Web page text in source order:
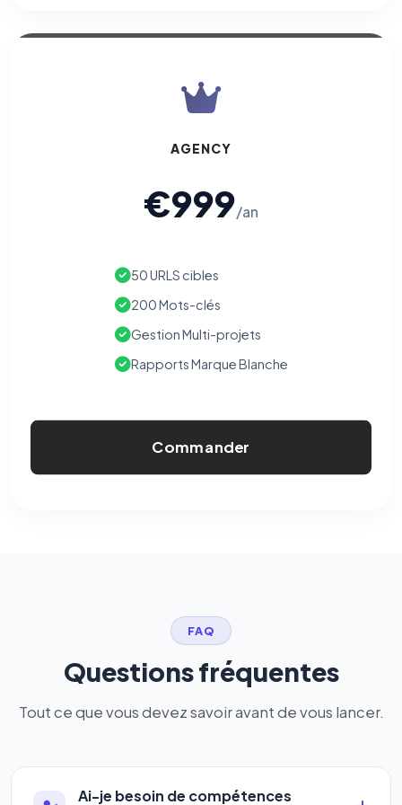
AGENCY
€999/an
50 URLS cibles
200 Mots-clés
Gestion Multi-projets
Rapports Marque Blanche
Commander
FAQ
Questions fréquentes
Tout ce que vous devez savoir avant de vous lancer.
Ai-je besoin de compétences